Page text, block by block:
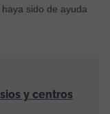
sido de ayuda
y centros